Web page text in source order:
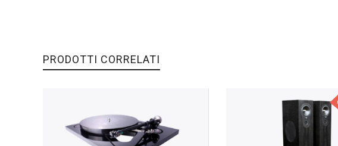
PRODOTTI CORRELATI